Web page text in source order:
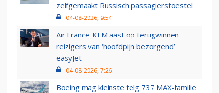
zelfgemaakt Russisch passagierstoestel
04-08-2026, 9:54
Air France-KLM aast op terugwinnen
reizigers van ‘hoofdpijn bezorgend’
easyJet
04-08-2026, 7:26
Boeing mag kleinste telg 737 MAX-familie